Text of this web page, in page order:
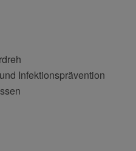
Infektionsprävention